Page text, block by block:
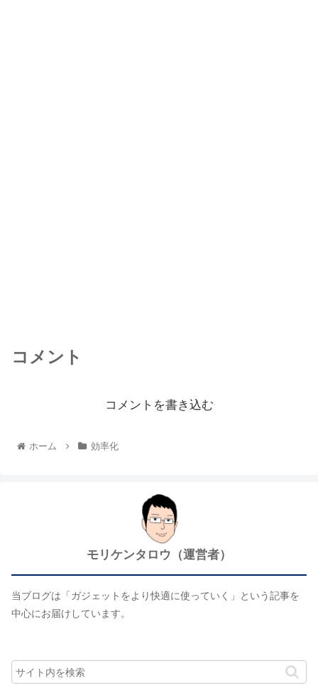
コメント
コメントを書き込む
ホーム 効率化
モリケンタロウ（運営者）
当ブログは「ガジェットをより快適に使っていく」という記事を
中心にお届けしています。